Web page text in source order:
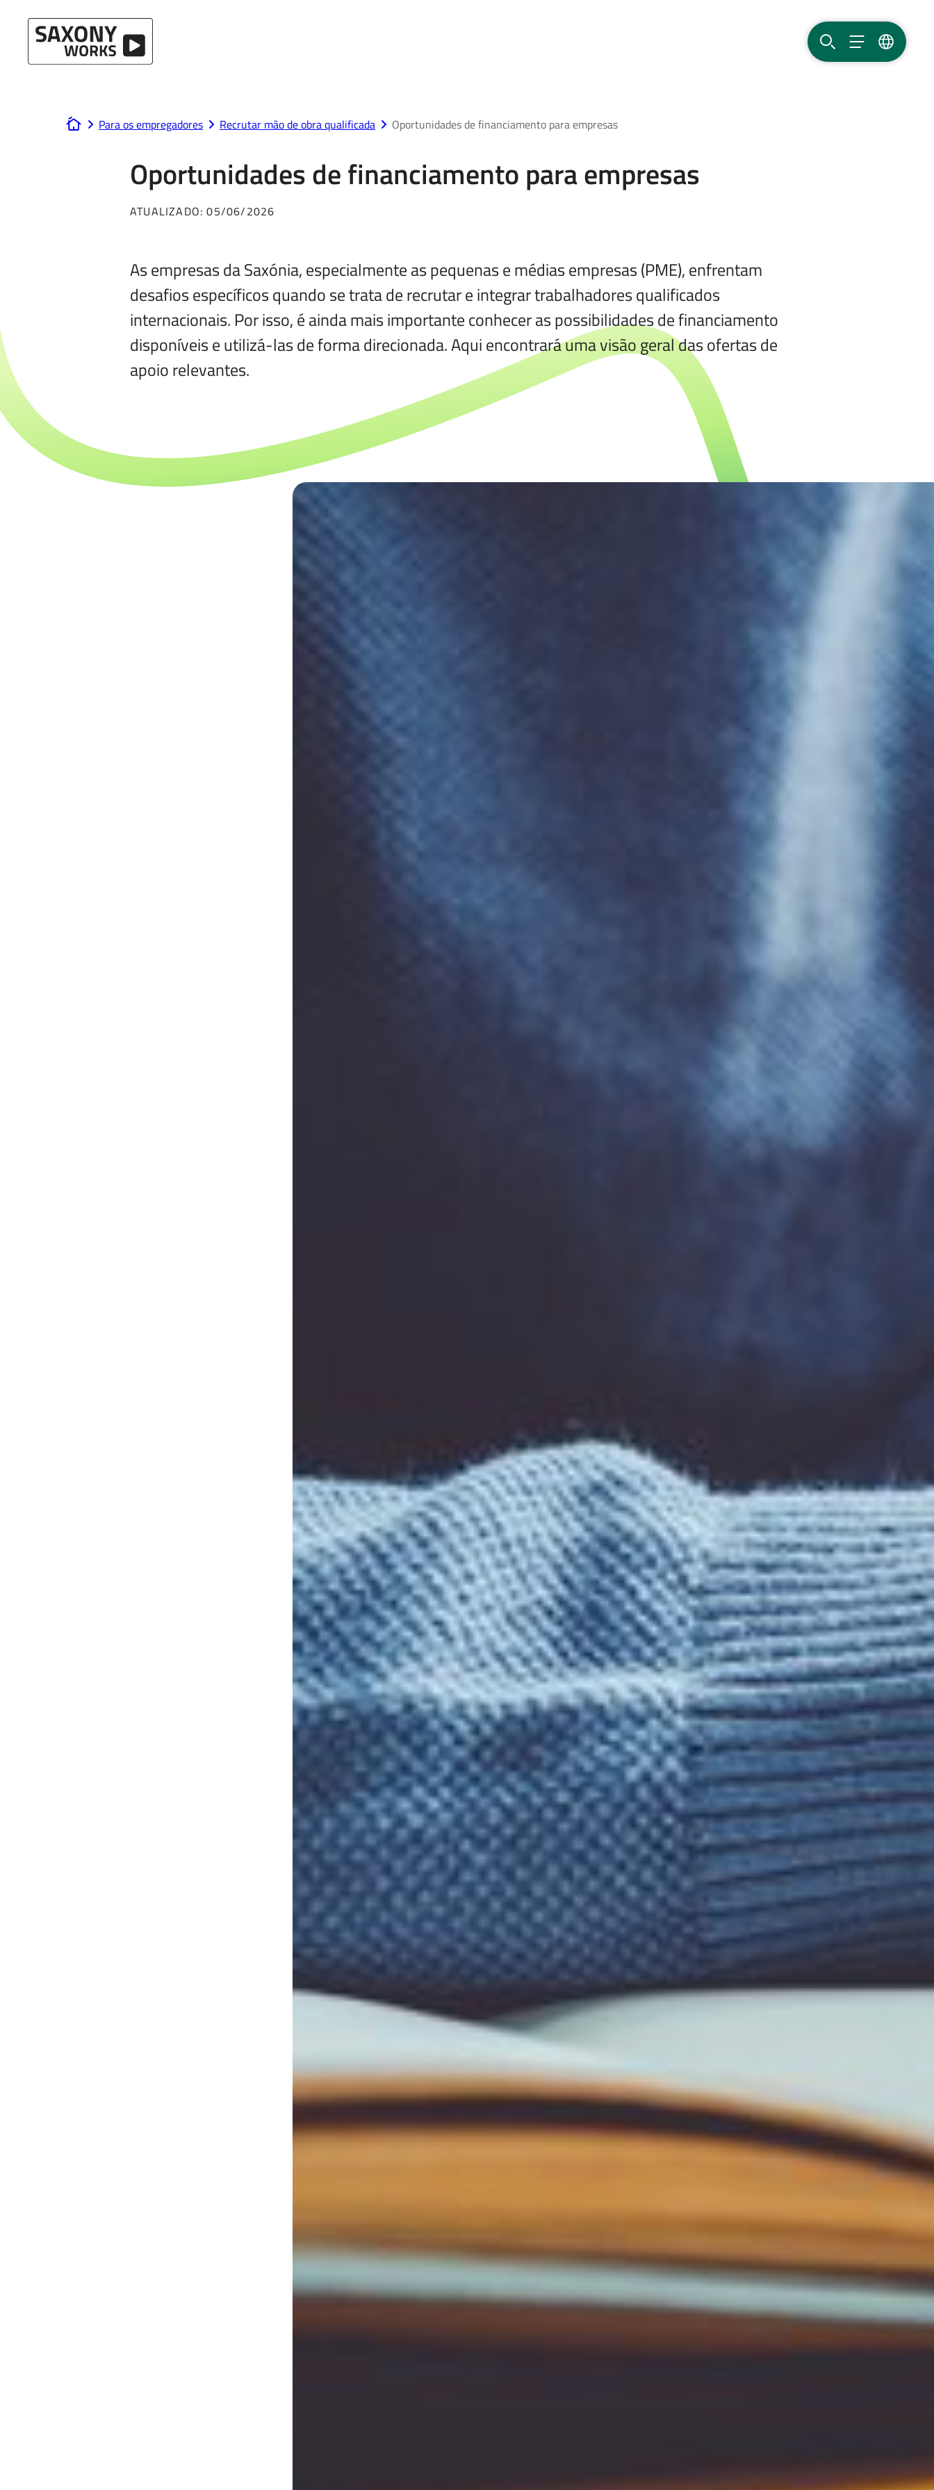
PESQUISAR
MENUIDIOMA
www.saxony-works.com
Para os empregadores Recrutar mão de obra qualificada Oportunidades de financiamento para empresas
Oportunidades de financiamento para empresas
ATUALIZADO:05/06/2026
As empresas da Saxónia, especialmente as pequenas e médias empresas (PME), enfrentam
desafios específicos quando se trata de recrutar e integrar trabalhadores qualificados
internacionais. Por isso, é ainda mais importante conhecer as possibilidades de financiamento
disponíveis e utilizá-las de forma direcionada. Aqui encontrará uma visão geral das ofertas de
apoio relevantes.